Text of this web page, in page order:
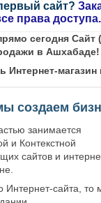
сайт?
права
сегодня Сайт
в Ашхабаде!
Интернет-
создаем
занимается
и Контекстной
сайтов и
Интернет-сайта, то